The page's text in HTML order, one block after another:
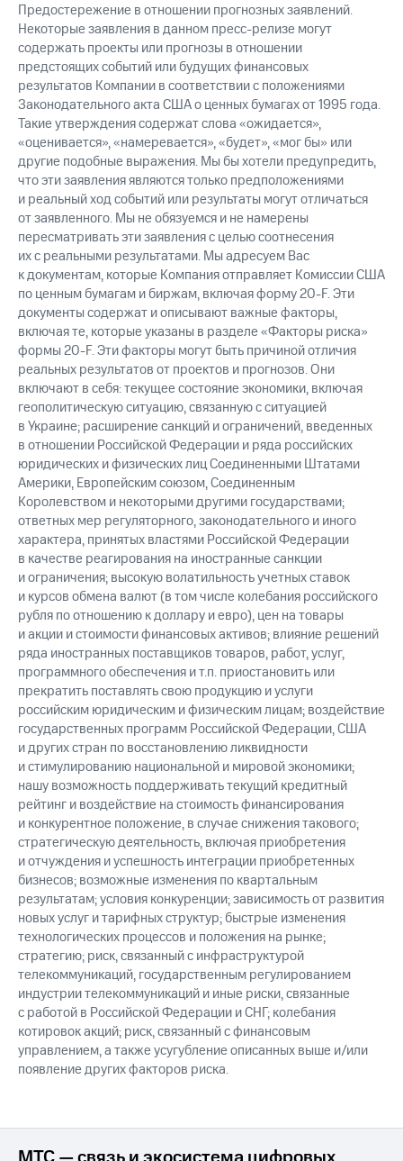
Предостережение в отношении прогнозных заявлений.
Некоторые заявления в данном пресс-релизе могут
содержать проекты или прогнозы в отношении
предстоящих событий или будущих финансовых
результатов Компании в соответствии с положениями
Законодательного акта США о ценных бумагах от 1995 года.
Такие утверждения содержат слова «ожидается»,
«оценивается», «намеревается», «будет», «мог бы» или
другие подобные выражения. Мы бы хотели предупредить,
что эти заявления являются только предположениями
и реальный ход событий или результаты могут отличаться
от заявленного. Мы не обязуемся и не намерены
пересматривать эти заявления с целью соотнесения
их с реальными результатами. Мы адресуем Вас
к документам, которые Компания отправляет Комиссии США
по ценным бумагам и биржам, включая форму 20-F. Эти
документы содержат и описывают важные факторы,
включая те, которые указаны в разделе «Факторы риска»
формы 20-F. Эти факторы могут быть причиной отличия
реальных результатов от проектов и прогнозов. Они
включают в себя: текущее состояние экономики, включая
геополитическую ситуацию, связанную с ситуацией
в Украине; расширение санкций и ограничений, введенных
в отношении Российской Федерации и ряда российских
юридических и физических лиц Соединенными Штатами
Америки, Европейским союзом, Соединенным
Королевством и некоторыми другими государствами;
ответных мер регуляторного, законодательного и иного
характера, принятых властями Российской Федерации
в качестве реагирования на иностранные санкции
и ограничения; высокую волатильность учетных ставок
и курсов обмена валют (в том числе колебания российского
рубля по отношению к доллару и евро), цен на товары
и акции и стоимости финансовых активов; влияние решений
ряда иностранных поставщиков товаров, работ, услуг,
программного обеспечения и т.п. приостановить или
прекратить поставлять свою продукцию и услуги
российским юридическим и физическим лицам; воздействие
государственных программ Российской Федерации, США
и других стран по восстановлению ликвидности
и стимулированию национальной и мировой экономики;
нашу возможность поддерживать текущий кредитный
рейтинг и воздействие на стоимость финансирования
и конкурентное положение, в случае снижения такового;
стратегическую деятельность, включая приобретения
и отчуждения и успешность интеграции приобретенных
бизнесов; возможные изменения по квартальным
результатам; условия конкуренции; зависимость от развития
новых услуг и тарифных структур; быстрые изменения
технологических процессов и положения на рынке;
стратегию; риск, связанный с инфраструктурой
телекоммуникаций, государственным регулированием
индустрии телекоммуникаций и иные риски, связанные
с работой в Российской Федерации и СНГ; колебания
котировок акций; риск, связанный с финансовым
управлением, а также усугубление описанных выше и/или
появление других факторов риска.